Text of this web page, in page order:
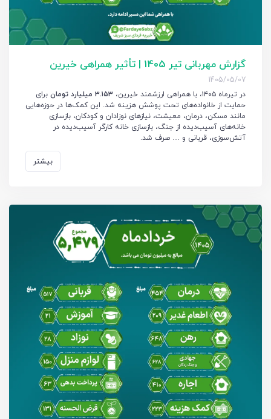
گزارش مهربانی تیر 1405 | تأثیر همراهی خیرین
1405/05/07
در تیرماه ۱۴۰۵، با همراهی ارزشمند خیرین،
۳.۱۵۳ میلیارد تومان
برای
حمایت از خانواده‌های تحت پوشش هزینه شد. این کمک‌ها در حوزه‌هایی
مانند مسکن، درمان، معیشت، نیازهای نوزادان و کودکان، بازسازی
خانه‌های آسیب‌دیده از جنگ، بازسازی خانه کارگر آسیب‌دیده در
آتش‌سوزی، قربانی و … صرف شد.
بیشتر